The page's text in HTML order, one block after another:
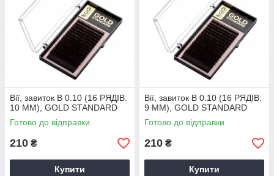
Вії, завиток B 0.10 (16 РЯДІВ:
10 ММ), GOLD STANDARD
Готово до відправки
210 ₴
Купити
Вії, завиток B 0.10 (16 РЯДІВ:
9 ММ), GOLD STANDARD
Готово до відправки
210 ₴
Купити